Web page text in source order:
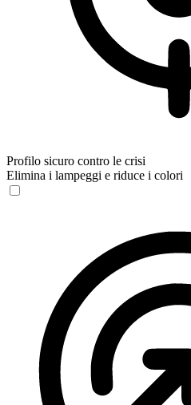
Profilo sicuro contro le crisi
Elimina i lampeggi e riduce i colori